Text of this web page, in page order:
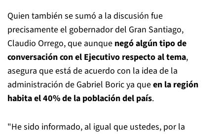
Quien también se sumó a la discusión fue
precisamente el gobernador del Gran Santiago,
Claudio Orrego, que aunque negó algún tipo de
conversación con el Ejecutivo respecto al tema,
asegura que está de acuerdo con la idea de la
administración de Gabriel Boric ya queen la región
habita el 40% de la población del país.
"He sido informado, al igual que ustedes, por la